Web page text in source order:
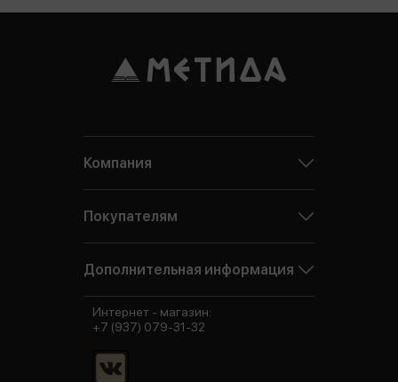
Компания
Покупателям
Дополнительная информация
Интернет - магазин:
+7 (937) 079-31-32